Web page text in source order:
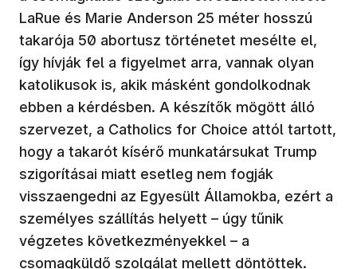
LaRue és Marie Anderson 25 méter hosszú
takarója 50 abortusz történetet mesélte el,
így hívják fel a figyelmet arra, vannak olyan
katolikusok is, akik másként gondolkodnak
ebben a kérdésben. A készítők mögött álló
szervezet, a Catholics for Choice attól tartott,
hogy a takarót kísérő munkatársukat Trump
szigorításai miatt esetleg nem fogják
visszaengedni az Egyesült Államokba, ezért a
személyes szállítás helyett – úgy tűnik
végzetes következményekkel – a
csomagküldő szolgálat mellett döntöttek.